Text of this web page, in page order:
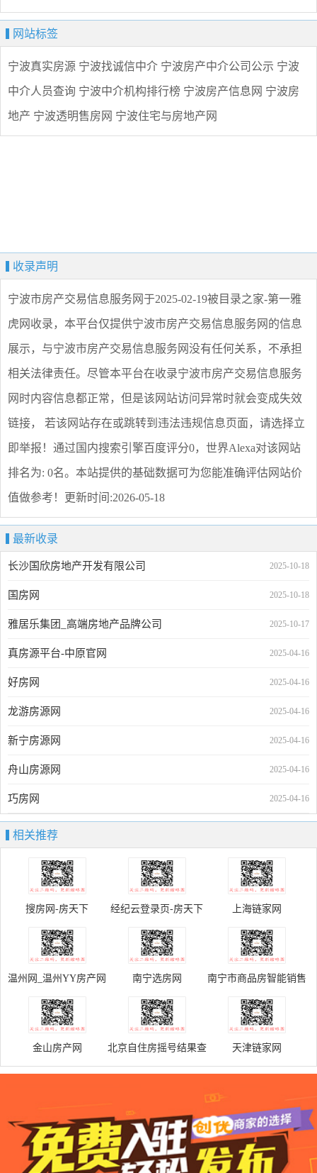
网站标签
宁波真实房源 宁波找诚信中介 宁波房产中介公司公示 宁波
中介人员查询 宁波中介机构排行榜 宁波房产信息网 宁波房
地产 宁波透明售房网 宁波住宅与房地产网
收录声明
宁波市房产交易信息服务网 于2025-02-19被目录之家-第一雅
虎网收录，本平台仅提供宁波市房产交易信息服务网 的信息
展示，与宁波市房产交易信息服务网没有任何关系，不承担
相关法律责任。尽管本平台在收录宁波市房产交易信息服务
网 时内容信息都正常，但是该网站访问异常时就会变成失效
链接， 若该网站存在或跳转到违法违规信息页面，请选择立
即举报 ！通过国内搜索引擎百度评分0，世界Alexa对该网站
排名为: 0名。本站提供的基础数据可为您能准确评估网站价
值做参考！ 更新时间:2026-05-18
最新收录
2025-10-18
长沙国欣房地产开发有限公司
2025-10-18
国房网
2025-10-17
雅居乐集团_高端房地产品牌公司
2025-04-16
真房源平台-中原官网
2025-04-16
好房网
2025-04-16
龙游房源网
2025-04-16
新宁房源网
2025-04-16
舟山房源网
2025-04-16
巧房网
相关推荐
搜房网-房天下 经纪云登录页-房天下
搜房帮登录
上海链家网
温州网_温州YY房产网 南宁选房网 南宁市商品房智能销售
公示平台
金山房产网 北京自住房摇号结果查 天津链家网